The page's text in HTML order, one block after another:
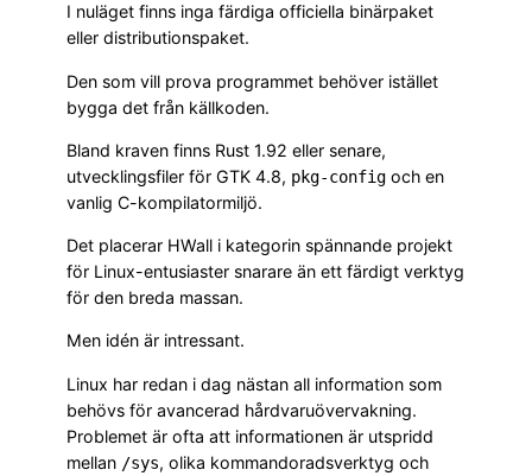
I nuläget finns inga färdiga officiella binärpaket
eller distributionspaket.
Den som vill prova programmet behöver istället
bygga det från källkoden.
Bland kraven finns Rust 1.92 eller senare,
utvecklingsfiler för GTK 4.8, pkg-config och en
vanlig C-kompilatormiljö.
Det placerar HWall i kategorin spännande projekt
för Linux-entusiaster snarare än ett färdigt verktyg
för den breda massan.
Men idén är intressant.
Linux har redan i dag nästan all information som
behövs för avancerad hårdvaruövervakning.
Problemet är ofta att informationen är utspridd
mellan /sys, olika kommandoradsverktyg och